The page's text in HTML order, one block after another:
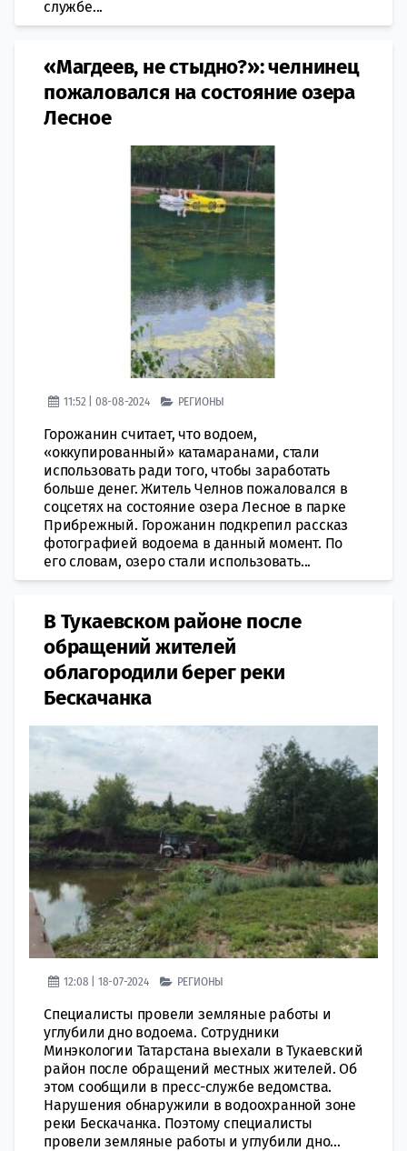
службе...
«Магдеев, не стыдно?»: челнинец
пожаловался на состояние озера
Лесное
11:52 | 08-08-2024 РЕГИОНЫ
Горожанин считает, что водоем,
«оккупированный» катамаранами, стали
использовать ради того, чтобы заработать
больше денег. Житель Челнов пожаловался в
соцсетях на состояние озера Лесное в парке
Прибрежный. Горожанин подкрепил рассказ
фотографией водоема в данный момент. По
его словам, озеро стали использовать...
В Тукаевском районе после
обращений жителей
облагородили берег реки
Бескачанка
12:08 | 18-07-2024 РЕГИОНЫ
Специалисты провели земляные работы и
углубили дно водоема. Сотрудники
Минэкологии Татарстана выехали в Тукаевский
район после обращений местных жителей. Об
этом сообщили в пресс-службе ведомства.
Нарушения обнаружили в водоохранной зоне
реки Бескачанка. Поэтому специалисты
провели земляные работы и углубили дно...